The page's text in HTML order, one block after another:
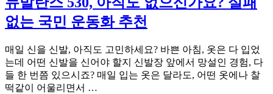
없는 국민 운동화 추천
매일 신을 신발, 아직도 고민하세요? 바쁜 아침, 옷은 다 입었
는데 어떤 신발을 신어야 할지 신발장 앞에서 망설인 경험, 다
들 한 번쯤 있으시죠? 매일 입는 옷은 달라도, 어떤 옷에나 찰
떡같이 어울리면서 …